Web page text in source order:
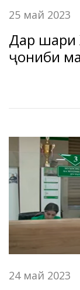
25 май 2023
Дар шаҳри
ҷониби
24 май 2023